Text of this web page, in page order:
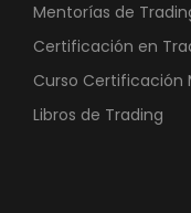
Mentorías de
Certificación en
Curso Certificación
Libros de Trading